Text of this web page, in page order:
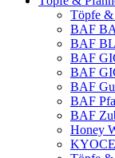
Töpfe &
BAF
BAF
BAF
BAF
BAF
BAF
BAF
Honey